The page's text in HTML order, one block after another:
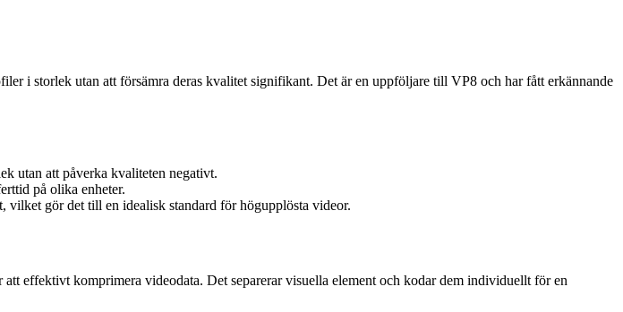
i storlek utan att försämra deras kvalitet signifikant. Det är en uppföljare till VP8 och har fått erkännande
utan att påverka kvaliteten negativt.
på olika enheter.
gör det till en idealisk standard för högupplösta videor.
effektivt komprimera videodata. Det separerar visuella element och kodar dem individuellt för en